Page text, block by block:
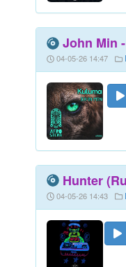
John Min
04-05-26 14:47
Hunter
04-05-26 14:43